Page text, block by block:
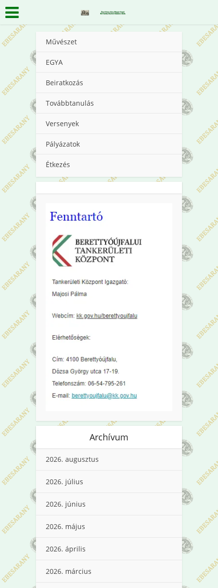
Művészet
EGYA
Beiratkozás
Továbbtanulás
Versenyek
Pályázatok
Étkezés
Archívum
2026. augusztus
2026. július
2026. június
2026. május
2026. április
2026. március